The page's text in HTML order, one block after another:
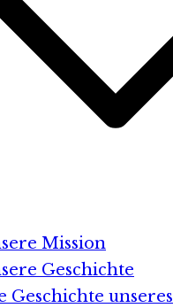
Mission
Geschichte
Geschichte unseres